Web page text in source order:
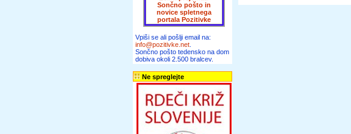
Sončno pošto in
novice spletnega
portala Pozitivke
Vpiši se ali pošlji email na:
info@pozitivke.net
Sončno pošto tedensko na dom
dobiva okoli 2.500 bralcev.
Ne spreglejte